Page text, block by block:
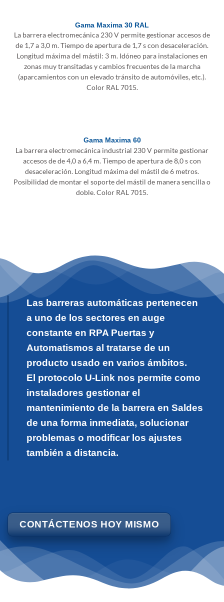
Gama Maxima 30 RAL
La barrera electromecánica 230 V permite gestionar accesos de
de 1,7 a 3,0 m. Tiempo de apertura de 1,7 s con desaceleración.
Longitud máxima del mástil: 3 m. Idóneo para instalaciones en
zonas muy transitadas y cambios frecuentes de la marcha
(aparcamientos con un elevado tránsito de automóviles, etc.).
Color RAL 7015.
Gama Maxima 60
La barrera electromecánica industrial 230 V permite gestionar
accesos de de 4,0 a 6,4 m. Tiempo de apertura de 8,0 s con
desaceleración. Longitud máxima del mástil de 6 metros.
Posibilidad de montar el soporte del mástil de manera sencilla o
doble. Color RAL 7015.
Las barreras automáticas pertenecen
a uno de los sectores en auge
constante en RPA Puertas y
Automatismos al tratarse de un
producto usado en varios ámbitos.
El protocolo U-Link nos permite como
instaladores gestionar el
mantenimiento de la barrera en Saldes
de una forma inmediata, solucionar
problemas o modificar los ajustes
también a distancia.
CONTÁCTENOS HOY MISMO